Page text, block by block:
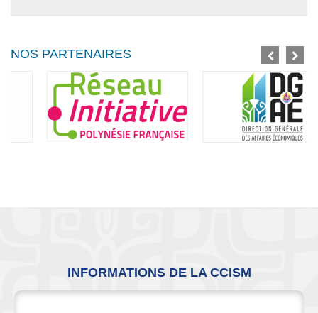
NOS PARTENAIRES
INFORMATIONS DE LA CCISM